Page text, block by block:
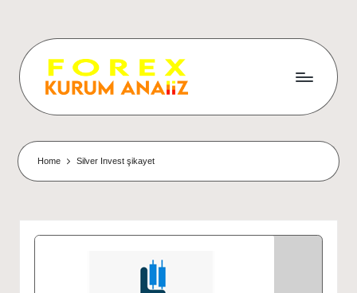
Home Silver Invest şikayet